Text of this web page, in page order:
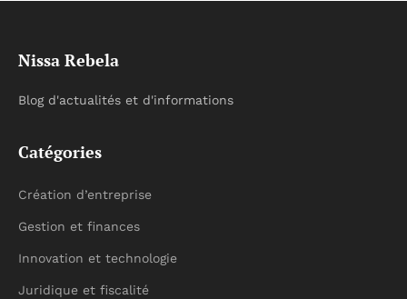
Nissa Rebela
Blog d'actualités et d'informations
Catégories
Création d’entreprise
Gestion et finances
Innovation et technologie
Juridique et fiscalité